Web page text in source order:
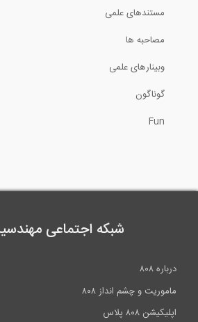
94:41
86:58
عملکرد و رفتار اتصالات
نحوه دانلود نسخه آزمایشی
مستندهای علمی
مصاحبه ها
وبینارهای علمی
گوناگون
Fun
شبکه اجتماعی مهندسین
درباره ۸۰۸
ماموریت و چشم انداز ۸۰۸
اپلیکیشن ۸۰۸ پلاس